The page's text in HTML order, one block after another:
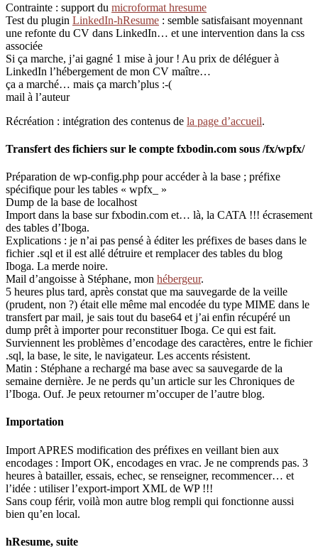
Contrainte : support du microformat hresume
Test du plugin LinkedIn-hResume : semble satisfaisant moyennant
une refonte du CV dans LinkedIn… et une intervention dans la css
associée
Si ça marche, j’ai gagné 1 mise à jour ! Au prix de déléguer à
LinkedIn l’hébergement de mon CV maître…
ça a marché… mais ça march’plus :-(
mail à l’auteur
Récréation : intégration des contenus de la page d’accueil.
Transfert des fichiers sur le compte fxbodin.com sous /fx/wpfx/
Préparation de wp-config.php pour accéder à la base ; préfixe
spécifique pour les tables « wpfx_ »
Dump de la base de localhost
Import dans la base sur fxbodin.com et… là, la CATA !!! écrasement
des tables d’Iboga.
Explications : je n’ai pas pensé à éditer les préfixes de bases dans le
fichier .sql et il est allé détruire et remplacer des tables du blog
Iboga. La merde noire.
Mail d’angoisse à Stéphane, mon hébergeur.
5 heures plus tard, après constat que ma sauvegarde de la veille
(prudent, non ?) était elle même mal encodée du type MIME dans le
transfert par mail, je sais tout du base64 et j’ai enfin récupéré un
dump prêt à importer pour reconstituer Iboga. Ce qui est fait.
Surviennent les problèmes d’encodage des caractères, entre le fichier
.sql, la base, le site, le navigateur. Les accents résistent.
Matin : Stéphane a rechargé ma base avec sa sauvegarde de la
semaine dernière. Je ne perds qu’un article sur les Chroniques de
l’Iboga. Ouf. Je peux retourner m’occuper de l’autre blog.
Importation
Import APRES modification des préfixes en veillant bien aux
encodages : Import OK, encodages en vrac. Je ne comprends pas. 3
heures à batailler, essais, echec, se renseigner, recommencer… et
l’idée : utiliser l’export-import XML de WP !!!
Sans coup férir, voilà mon autre blog rempli qui fonctionne aussi
bien qu’en local.
hResume, suite